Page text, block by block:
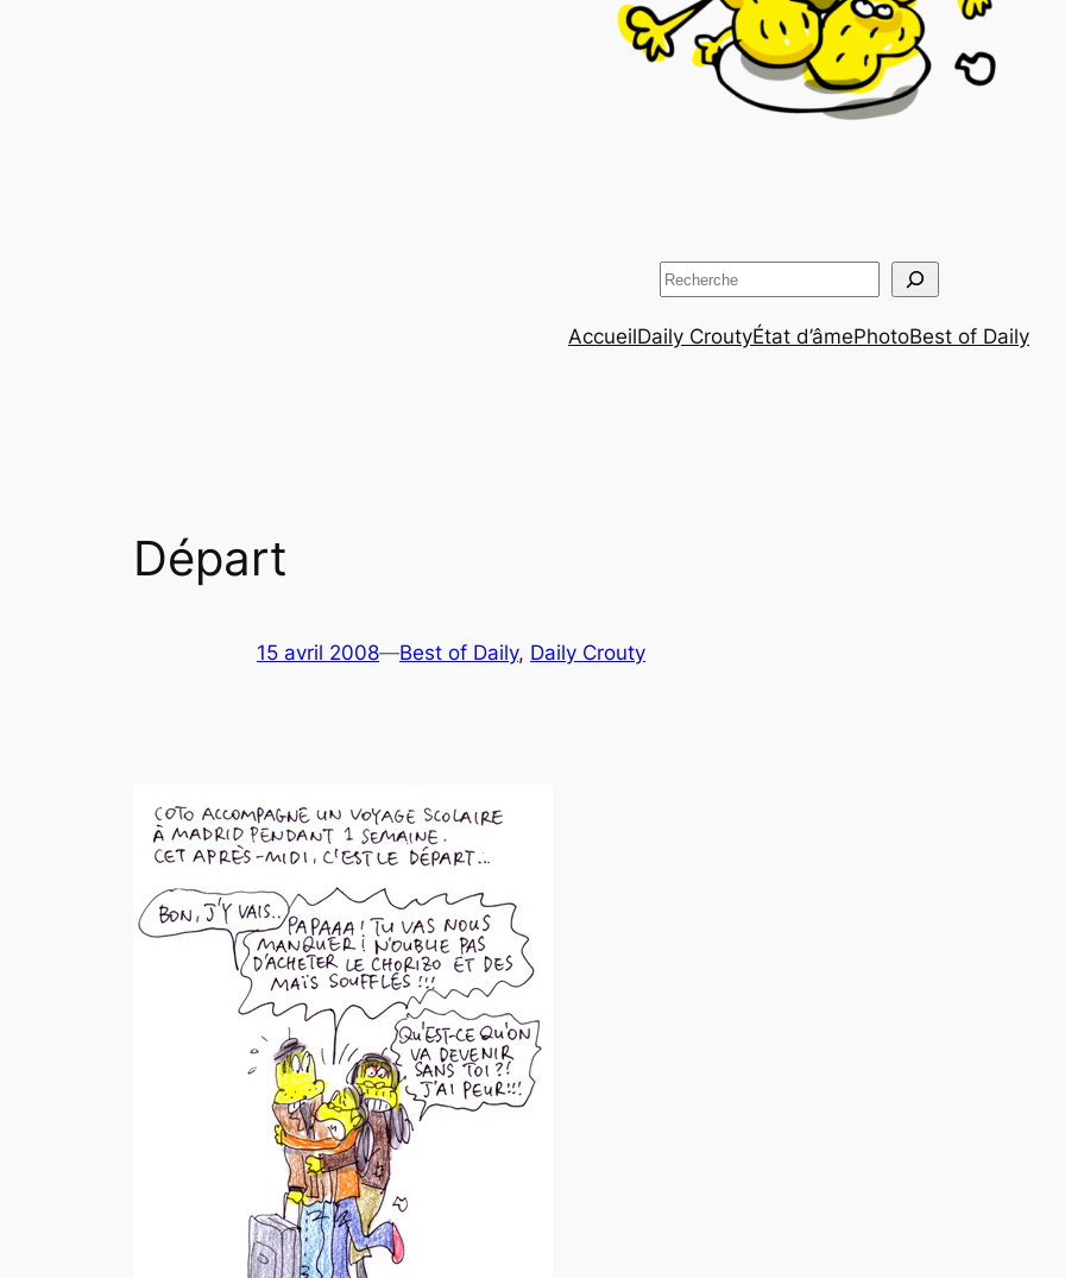
Rechercher
AccueilDaily CroutyÉtat d’âmePhotoBest of Daily
Départ
15 avril 2008—Best of Daily, Daily Crouty